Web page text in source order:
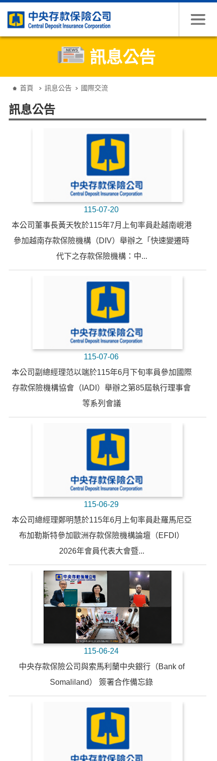
訊息公告
首頁 訊息公告 國際交流
訊息公告
115-07-20
本公司董事長黃天牧於115年7月上旬率員赴越南峴港
參加越南存款保險機構（DIV）舉辦之「快速變遷時
代下之存款保險機構：中...
115-07-06
本公司副總經理范以端於115年6月下旬率員參加國際
存款保險機構協會（IADI）舉辦之第85屆執行理事會
等系列會議
115-06-29
本公司總經理鄭明慧於115年6月上旬率員赴羅馬尼亞
布加勒斯特參加歐洲存款保險機構論壇（EFDI）
2026年會員代表大會暨...
115-06-24
中央存款保險公司與索馬利蘭中央銀行（Bank of
Somaliland） 簽署合作備忘錄